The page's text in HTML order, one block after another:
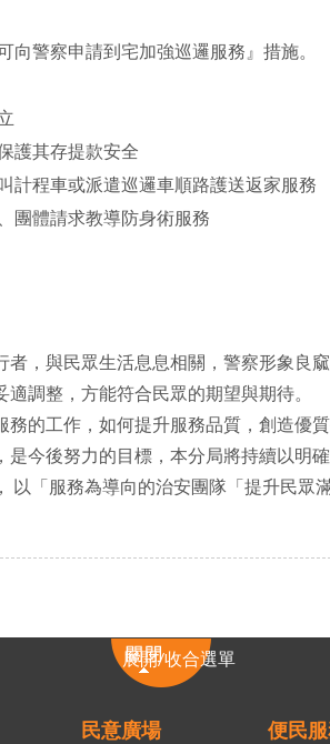
向警察申請到宅加強巡邏服務』措施。
護其存提款安全
計程車或派遣巡邏車順路護送返家服務
團體請求教導防身術服務
者，與民眾生活息息相關，警察形象良
調整，方能符合民眾的期望與期待。
務的工作，如何提升服務品質，創造優
是今後努力的目標，本分局將持續以明
以「服務為導向的治安團隊「提升民眾
展開/收合選單
民意廣場 便民